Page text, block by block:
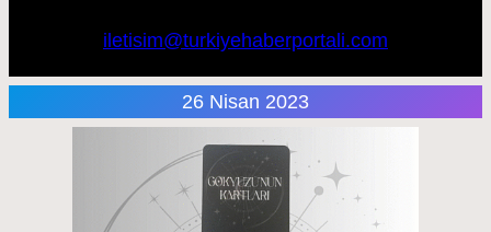
iletisim@turkiyehaberportali.com
26 Nisan 2023